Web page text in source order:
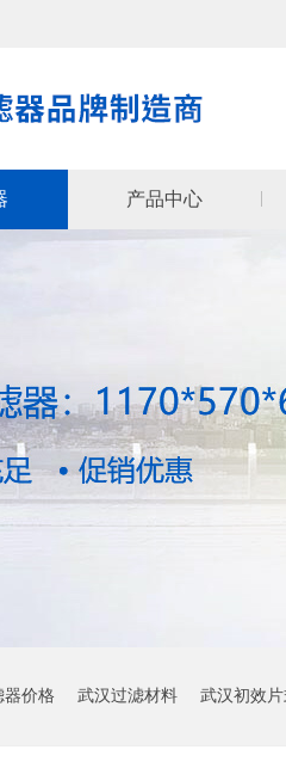
产品中心
器价格 武汉过滤材料 武汉初效